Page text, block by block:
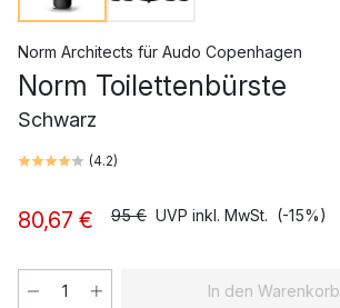
Norm Architects für Audo Copenhagen
Norm Toilettenbürste
Schwarz
(4.2)
80,67 € 95 € UVP inkl. MwSt. (-15%)
In den Warenkorb